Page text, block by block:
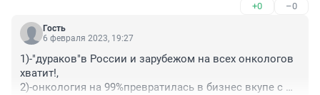
гемодиализный аппарат, и разрушенные элементы
опять закупоривают фильтры почек и опять как
наркоманы в зависимости с замкнутым кругом!,
5)-ищите грамотного врача!
+0 –0
Гость
6 февраля 2023, 19:27
1)-"дураков"в России и зарубежом на всех онкологов
хватит!,
2)-онкология на 99%превратилась в бизнес вкупе с